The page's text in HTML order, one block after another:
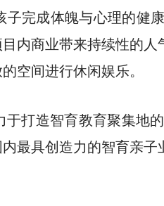
完成体魄与心理的健
内商业带来持续性的
空间进行休闲娱乐。
打造智育教育聚集地
最具创造力的智育亲子